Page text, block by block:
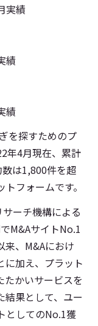
実績
績
績
を探すためのプ
年4月現在、累計
は1,800件を超
フォームです。
ーチ機構による
M&AサイトNo.1
来、M&Aにおけ
に加え、プラット
たかいサービスを
結果として、ユー
としてのNo.1獲